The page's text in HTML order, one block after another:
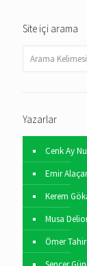
Site içi arama
Yazarlar
Cenk Ay
Emir
Kerem
Musa
Ömer